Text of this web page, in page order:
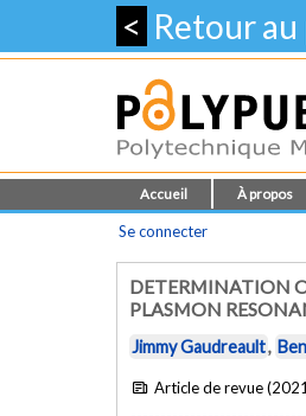
< Retour
Accueil À propos
Se connecter
DETERMINATION
PLASMON
Jimmy Gaudreault,
Article de revue